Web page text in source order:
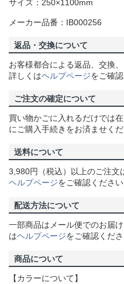
サイズ：250×1100mm
メーカー品番：IB000256
返品・交換について
お客様都合による返品、交換
詳しくはヘルプページをご確認
ご注文の確定について
買い物かごに入れるだけでは
にご購入手続きをお済ませくだ
送料について
3,980円（税込）以上のご注文
ヘルプページをご確認ください
配送方法について
一部商品はメール便でのお届
はヘルプページをご確認くださ
商品について
【カラーについて】